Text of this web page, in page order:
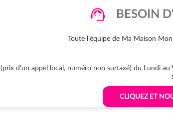
BESOIN
Toute l'équipe de Ma Maison
(prix d'un appel local, numéro non surtaxé) du Lundi
CLIQUEZ ET